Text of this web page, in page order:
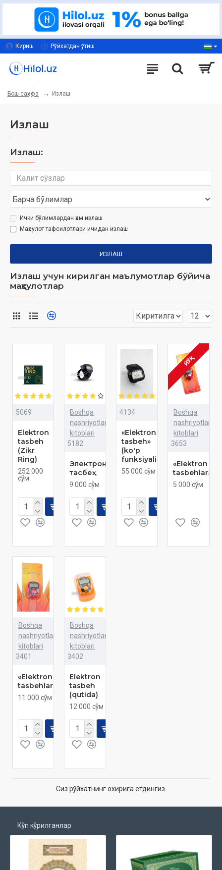
Кириш Рўйхатдан ўтиш
Бош саҳифа Излаш
Излаш
Излаш:
Ички бўлимлардан ҳам излаш
Маҳсулот тафсилотлари ичидан излаш
ИЗЛАШ
Излаш учун кирилган маълумотлар бўйича
маҳсулотлар
5069
Elektron
tasbeh
(Zikr
Ring)
252 000
сўм
Boshqa
nashriyotlar
kitoblari
5182
Электрон
тасбеҳ
9 000 сўм
4134
«Elektron
tasbeh»
(ko'p
funksiyalik)
55 000 сўм
ЙЎҚ
Boshqa
nashriyotlar
kitoblari
3653
«Elektron
tasbehlar»
5 000 сўм
Boshqa
nashriyotlar
kitoblari
3401
«Elektron
tasbehlar»
11 000 сўм
Boshqa
nashriyotlar
kitoblari
3402
Elektron
tasbeh
(qutida)
12 000 сўм
Сиз рўйхатнинг охирига етдингиз.
Кўп кўрилганлар